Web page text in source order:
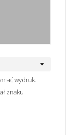
wydruk.
znaku